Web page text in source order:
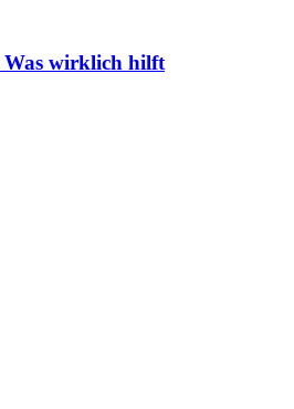
Was wirklich hilft